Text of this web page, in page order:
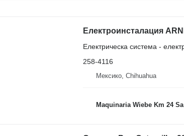
Електроинсталация
Електрическа система -
258-4116
Мексико, Chihuahua
Maquinaria Wiebe Km 24 Sa